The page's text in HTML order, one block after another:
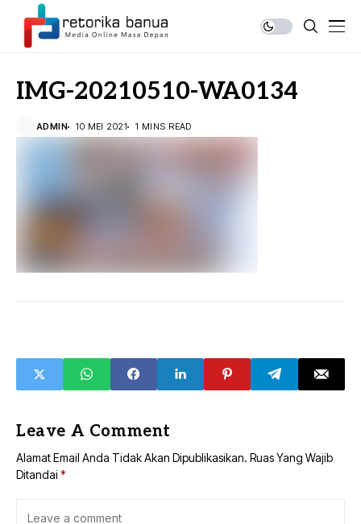
IMG-20210510-WA0134
ADMIN 10 MEI 2021 1 MINS READ
Leave A Comment
Alamat Email Anda Tidak Akan Dipublikasikan. Ruas Yang Wajib
Ditandai *